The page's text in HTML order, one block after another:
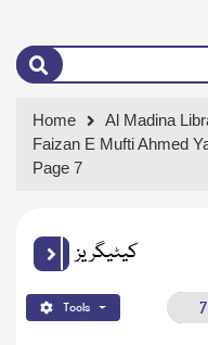
Home
Al Madina
Faizan E Mufti Ahmed
Page 7
کیٹیگریز
Tools